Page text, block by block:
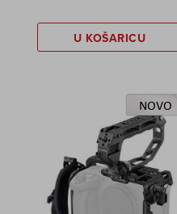
U KOŠARICU
NOVO